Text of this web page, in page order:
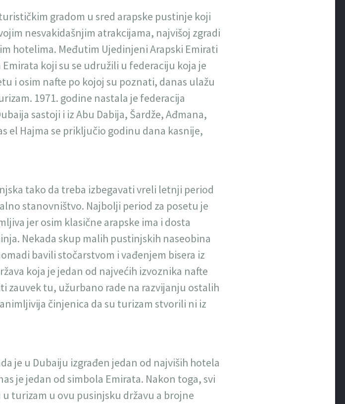
gradom u sred arapske pustinje koji
nesvakidašnjim atrakcijama, najvišoj zgradi
hotelima. Međutim Ujedinjeni Arapski Emirati
koji su se udružili u federaciju koja je
i osim nafte po kojoj su poznati, danas ulažu
1971. godine nastala je federacija
sastoji i iz Abu Dabija, Šardže, Ađmana,
el Hajma se priključio godinu dana kasnije,
tako da treba izbegavati vreli letnji period
stanovništvo. Najbolji period za posetu je
jer osim klasične arapske ima i dosta
Nekada skup malih pustinjskih naseobina
bavili stočarstvom i vađenjem bisera iz
koja je jedan od najvećih izvoznika nafte
zauvek tu, užurbano rade na razvijanju ostalih
činjenica da su turizam stvorili ni iz
je u Dubaiju izgrađen jedan od najviših hotela
je jedan od simbola Emirata. Nakon toga, svi
turizam u ovu pusinjsku državu a brojne